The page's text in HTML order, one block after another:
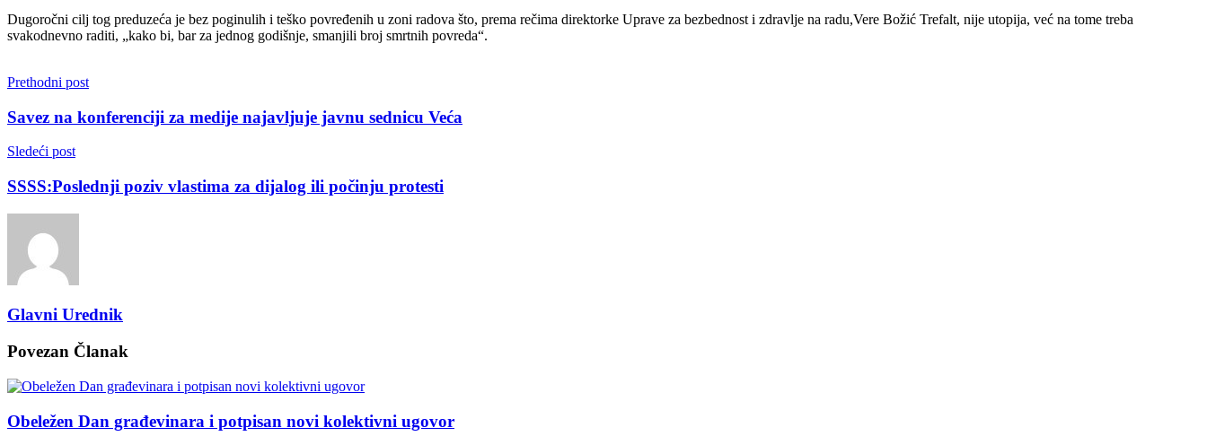
Dugoročni cilj tog preduzeća je bez poginulih i teško povređenih u zoni radova što, prema rečima direktorke Uprave za bezbednost i zdravlje na radu,Vere Božić Trefalt, nije utopija, već na tome treba
svakodnevno raditi, „kako bi, bar za jednog godišnje, smanjili broj smrtnih povreda“.
Prethodni post
Savez na konferenciji za medije najavljuje javnu sednicu Veća
Sledeći post
SSSS:Poslednji poziv vlastima za dijalog ili počinju protesti
Glavni Urednik
Povezan Članak
Obeležen Dan građevinara i potpisan novi kolektivni ugovor